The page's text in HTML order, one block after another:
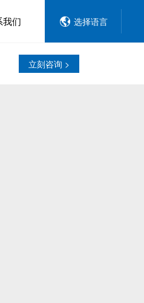
选择语言
我们
立刻咨询 >